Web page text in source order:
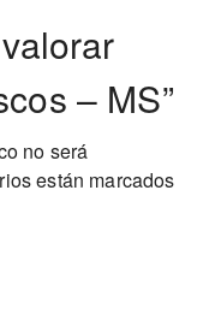
– MS”
no será
están marcados